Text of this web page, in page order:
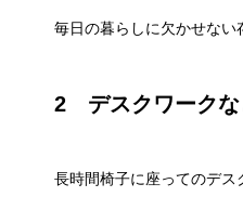
毎日の暮らしに欠かせな
2 デスクワークな
長時間椅子に座ってのデ